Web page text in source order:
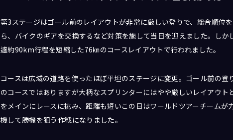
第3ステージはゴール前のレイアウトが非常に厳しい登りで、総合順位
ら、バイクのギアを交換するなど対策を施して当日を迎えました。し
遽約90km行程を短縮した76㎞のコースレイアウトで行われました。
コースは広域の道路を使ったほぼ平坦のステージに変更。ゴール前の
のコースではありますが大柄なスプリンターにはやや厳しいレイアウ
をメインにレースに挑み、距離も短いこの日はワールドツアーチーム
機して勝機を狙う作戦になりました。